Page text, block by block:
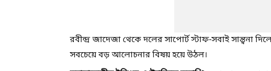
রবীন্দ্র জাদেজা থেকে দলের সাপোর্ট স্টাফ-সবাই সান্ত্বনা
সবচেয়ে বড় আলোচনার বিষয় হয়ে উঠল।